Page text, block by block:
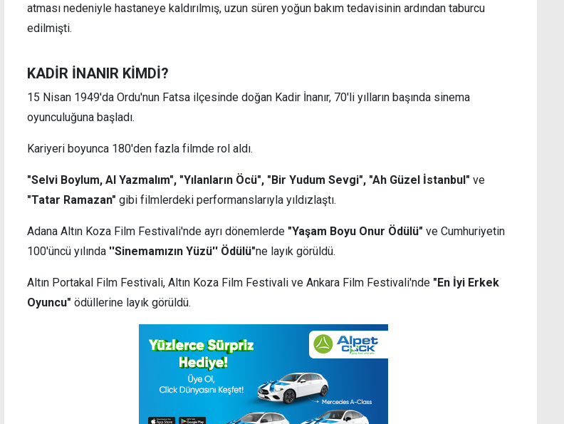
atması nedeniyle hastaneye kaldırılmış, uzun süren yoğun bakım tedavisinin ardından taburcu
edilmişti.
KADİR İNANIR KİMDİ?
15 Nisan 1949'da Ordu'nun Fatsa ilçesinde doğan Kadir İnanır, 70'li yılların başında sinema
oyunculuğuna başladı.
Kariyeri boyunca 180'den fazla filmde rol aldı.
"Selvi Boylum, Al Yazmalım", "Yılanların Öcü", "Bir Yudum Sevgi", "Ah Güzel İstanbul" ve
"Tatar Ramazan" gibi filmlerdeki performanslarıyla yıldızlaştı.
Adana Altın Koza Film Festivali'nde ayrı dönemlerde "Yaşam Boyu Onur Ödülü" ve Cumhuriyetin
100'üncü yılında ''Sinemamızın Yüzü'' Ödülü"ne layık görüldü.
Altın Portakal Film Festivali, Altın Koza Film Festivali ve Ankara Film Festivali'nde "En İyi Erkek
Oyuncu" ödüllerine layık görüldü.